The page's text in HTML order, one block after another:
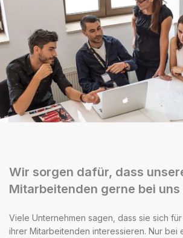
Wir sorgen dafür, dass
Mitarbeitenden gerne bei
Viele Unternehmen sagen, dass sie sich
ihrer Mitarbeitenden interessieren. Nur bei